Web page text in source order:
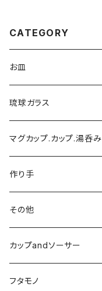
CATEGORY
お皿
琉球ガラス
マグカップ.カップ.湯呑み
作り手
陶芸こまがた
榮一工房
ガラス工房ブンタロウ
その他
陶眞窯
カップandソーサー
フタモノ